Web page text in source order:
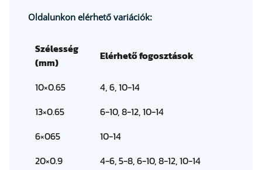
Oldalunkon elérhető variációk:
Szélesség
(mm)
Elérhető fogosztások
10×0.65
4, 6, 10-14
13×0.65
6-10, 8-12, 10-14
6×065
10-14
20×0.9
4-6, 5-8, 6-10, 8-12, 10-14